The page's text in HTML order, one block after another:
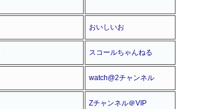
おいしいお
スコールちゃんねる
watch@2チャンネル
Zチャンネル＠VIP